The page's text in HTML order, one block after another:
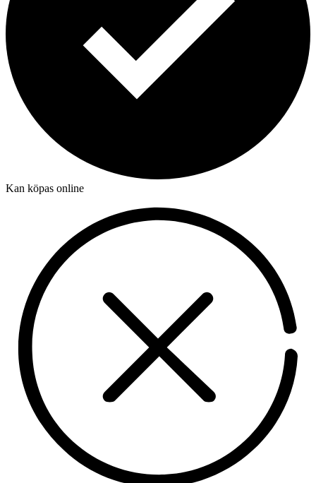
Kan köpas online